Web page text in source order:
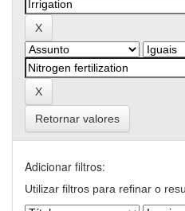
Retornar valores
Adicionar filtros:
Utilizar filtros para refinar o